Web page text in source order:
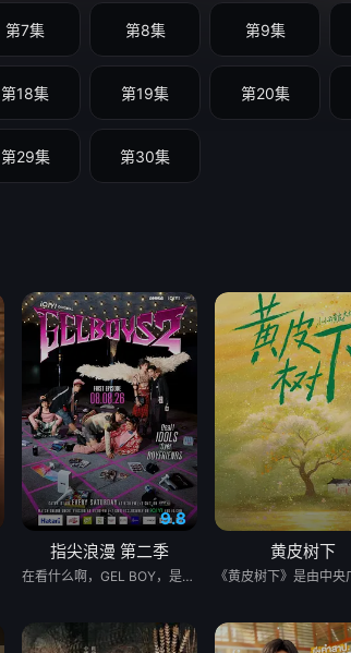
第7集 第8集 第9集
第18集 第19集 第20集
第29集 第30集
9.8
指尖浪漫 第二季
在看什么啊，GEL BOY，是在想念彼此吗？ 当两对情侣—— ‘CHIAN（Pipe Monthapoom）’ - ‘FOU4MOD（New Chayapak）’ 以及 ‘BAABIN（PJ Mahidol）’ - ‘BUA（Leon Zeck）’ 公开宣布关系、正式出柜、确认恋爱之后 他们变成了自己偶像的“头号粉丝”，甚至可以说是“追星式恋人”（fanboy/fangirl自己的对象） 但如果只是“追男/女朋友”还算好，问题是他们居然也在追别的艺人—— 那谁才会在他们心里回归时成为“第一本命（main）”呢？ 同时介绍‘GELZ（Pheem Weerawit）’ - ‘BABY（Mai Nattapat）’ 这对搭档将制造“粉黑大战级别”的混乱，时间线彻底爆炸 真CP、假CP（船/同人CP）全部搅在一起 准备迎接 iQIYI 原创系列爱情剧《GEL...
黄皮树下